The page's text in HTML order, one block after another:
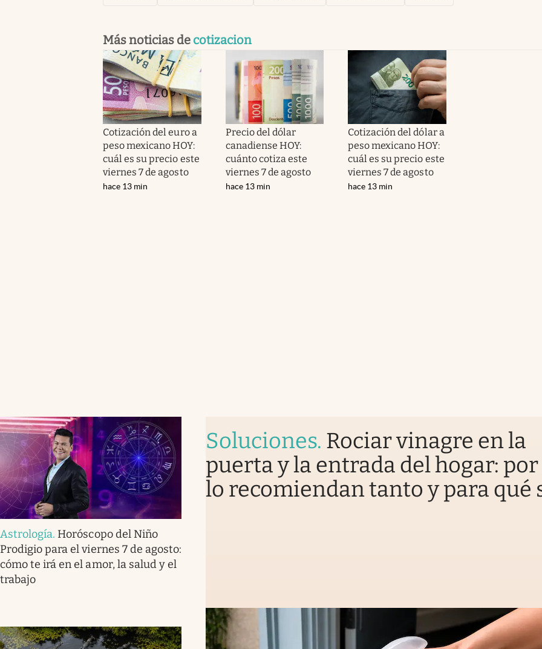
Más noticias de cotizacion
Cotización del euro a
peso mexicano HOY:
cuál es su precio este
viernes 7 de agosto
hace 13 min
Precio del dólar
canadiense HOY:
cuánto cotiza este
viernes 7 de agosto
hace 13 min
Cotización del dólar a
peso mexicano HOY:
cuál es su precio este
viernes 7 de agosto
hace 13 min
Astrología. Horóscopo del Niño
Prodigio para el viernes 7 de agosto:
cómo te irá en el amor, la salud y el
trabajo
Soluciones. Rociar vinagre en la
puerta y la entrada del hogar: por
lo recomiendan tanto y para qué